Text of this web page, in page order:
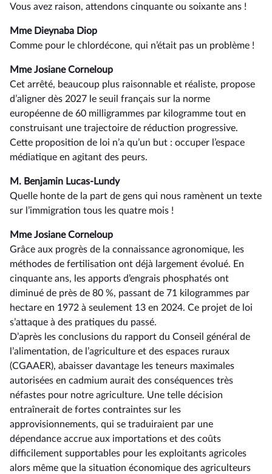
Vous avez raison, attendons cinquante ou soixante ans !
Mme Dieynaba Diop
Comme pour le chlordécone, qui n’était pas un problème !
Mme Josiane Corneloup
Cet arrêté, beaucoup plus raisonnable et réaliste, propose
d’aligner dès 2027 le seuil français sur la norme
européenne de 60 milligrammes par kilogramme tout en
construisant une trajectoire de réduction progressive.
Cette proposition de loi n’a qu’un but : occuper l’espace
médiatique en agitant des peurs.
M. Benjamin Lucas-Lundy
Quelle honte de la part de gens qui nous ramènent un texte
sur l’immigration tous les quatre mois !
Mme Josiane Corneloup
Grâce aux progrès de la connaissance agronomique, les
méthodes de fertilisation ont déjà largement évolué. En
cinquante ans, les apports d’engrais phosphatés ont
diminué de près de 80 %, passant de 71 kilogrammes par
hectare en 1972 à seulement 13 en 2024. Ce projet de loi
s’attaque à des pratiques du passé.
D’après les conclusions du rapport du Conseil général de
l’alimentation, de l’agriculture et des espaces ruraux
(CGAAER), abaisser davantage les teneurs maximales
autorisées en cadmium aurait des conséquences très
néfastes pour notre agriculture. Une telle décision
entraînerait de fortes contraintes sur les
approvisionnements, qui se traduiraient par une
dépendance accrue aux importations et des coûts
difficilement supportables pour les exploitants agricoles
alors même que la situation économique des agriculteurs